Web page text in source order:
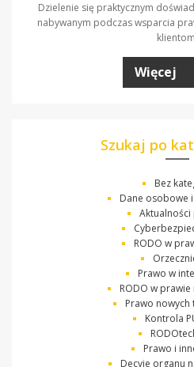
Dzielenie się praktycznym
nabywanym podczas wsparcia
Więcej
Szukaj po
Bez
Dane osobowe
Aktualności
RODO w
Prawo w
RODO w
Prawo
Kontrola
Prawo i
Decyje organu